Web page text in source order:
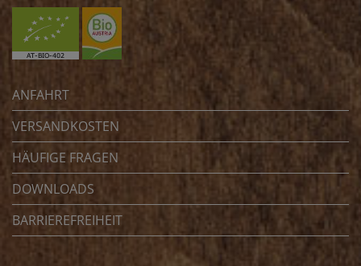
ANFAHRT
VERSANDKOSTEN
HÄUFIGE FRAGEN
DOWNLOADS
BARRIEREFREIHEIT